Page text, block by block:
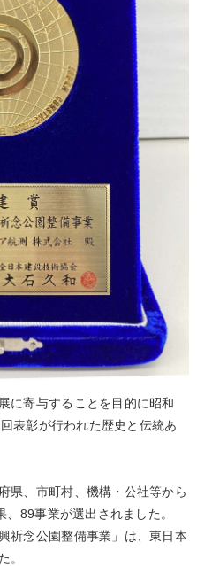
に寄与することを目的に昭和
表彰が行われた歴史と伝統あ
県、市町村、機構・公社等から
、89事業が選出されました。
祈念公園整備事業」は、東日本
。